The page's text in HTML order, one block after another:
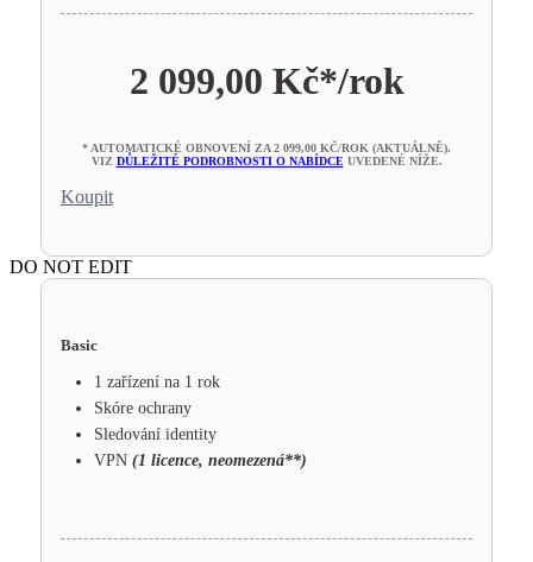
2 099,00 Kč*/rok
* AUTOMATICKÉ OBNOVENÍ ZA 2 099,00 KČ/ROK (AKTUÁLNĚ).
VIZ DŮLEŽITÉ PODROBNOSTI O NABÍDCEUVEDENÉ NÍŽE.
Koupit
DO NOT EDIT
Basic
1 zařízení na 1 rok
Skóre ochrany
Sledování identity
VPN (1 licence, neomezená**)